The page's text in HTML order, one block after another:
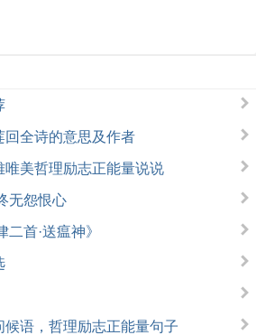
回全诗的意思及作者
唯美哲理励志正能量说说
无怨恨心
首·送瘟神》
语，哲理励志正能量句子